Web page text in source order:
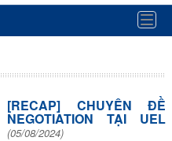
[RECAP] CHUYÊN ĐỀ
NEGOTIATION TẠI UEL
(05/08/2024)